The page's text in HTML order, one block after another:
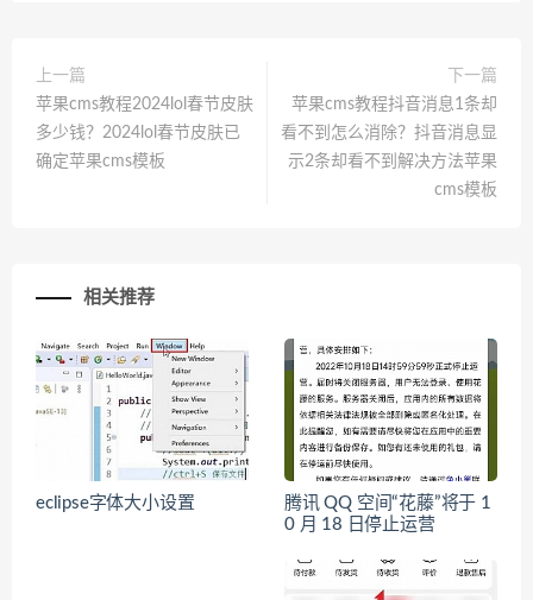
上一篇
苹果cms教程2024lol春节皮肤
多少钱？2024lol春节皮肤已
确定苹果cms模板
下一篇
苹果cms教程抖音消息1条却
看不到怎么消除？抖音消息显
示2条却看不到解决方法苹果
cms模板
相关推荐
eclipse字体大小设置
腾讯 QQ 空间“花藤”将于 1
0 月 18 日停止运营